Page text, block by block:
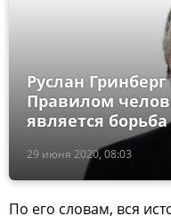
29 июня 2020, 08:03
Руслан
Правилом
является
По его словам, вся